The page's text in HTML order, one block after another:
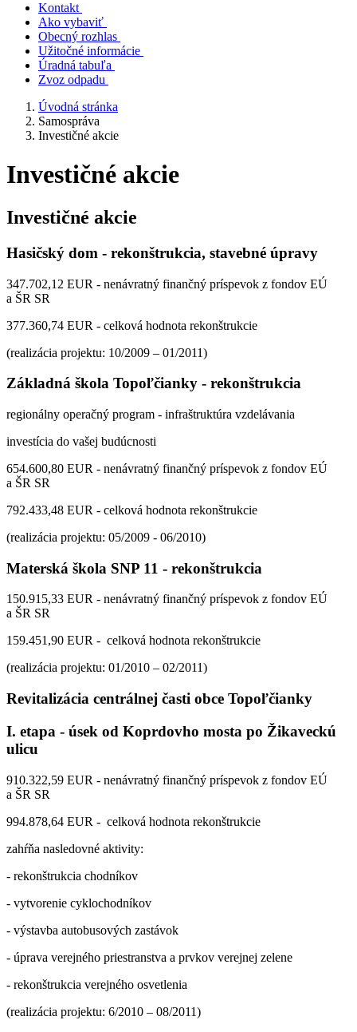
Kontakt
Ako vybaviť
Obecný rozhlas
Užitočné informácie
Úradná tabuľa
Zvoz odpadu
Úvodná stránka
Samospráva
Investičné akcie
Investičné akcie
Investičné akcie
Hasičský dom - rekonštrukcia, stavebné úpravy
347.702,12 EUR - nenávratný finančný príspevok z fondov EÚ
a ŠR SR
377.360,74 EUR - celková hodnota rekonštrukcie
(realizácia projektu: 10/2009 – 01/2011)
Základná škola Topoľčianky - rekonštrukcia
regionálny operačný program - infraštruktúra vzdelávania
investícia do vašej budúcnosti
654.600,80 EUR - nenávratný finančný príspevok z fondov EÚ
a ŠR SR
792.433,48 EUR - celková hodnota rekonštrukcie
(realizácia projektu: 05/2009 - 06/2010)
Materská škola SNP 11 - rekonštrukcia
150.915,33 EUR - nenávratný finančný príspevok z fondov EÚ
a ŠR SR
159.451,90 EUR - celková hodnota rekonštrukcie
(realizácia projektu: 01/2010 – 02/2011)
Revitalizácia centrálnej časti obce Topoľčianky
I. etapa - úsek od Koprdovho mosta po Žikaveckú
ulicu
910.322,59 EUR - nenávratný finančný príspevok z fondov EÚ
a ŠR SR
994.878,64 EUR - celková hodnota rekonštrukcie
zahŕňa nasledovné aktivity:
- rekonštrukcia chodníkov
- vytvorenie cyklochodníkov
- výstavba autobusových zastávok
- úprava verejného priestranstva a prvkov verejnej zelene
- rekonštrukcia verejného osvetlenia
(realizácia projektu: 6/2010 – 08/2011)